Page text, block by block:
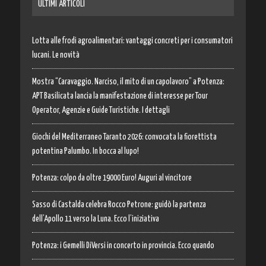
ULTIMI ARTICOLI
Lotta alle frodi agroalimentari: vantaggi concreti per i consumatori
lucani. Le novità
Mostra “Caravaggio. Narciso, il mito di un capolavoro” a Potenza:
APT Basilicata lancia la manifestazione di interesse per Tour
Operator, Agenzie e Guide Turistiche. I dettagli
Giochi del Mediterraneo Taranto 2026: convocata la fiorettista
potentina Palumbo. In bocca al lupo!
Potenza: colpo da oltre 19000 Euro! Auguri al vincitore
Sasso di Castalda celebra Rocco Petrone: guidò la partenza
dell’Apollo 11 verso la Luna. Ecco l’iniziativa
Potenza: i Gemelli DiVersi in concerto in provincia. Ecco quando